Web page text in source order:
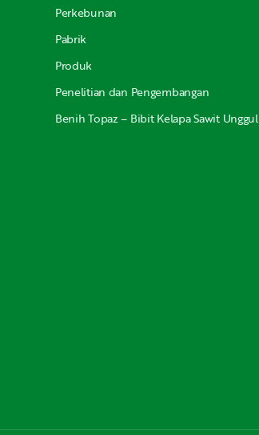
Perkebunan
Pabrik
Produk
Penelitian dan Pengembangan
Benih Topaz – Bibit Kelapa Sawit Unggul